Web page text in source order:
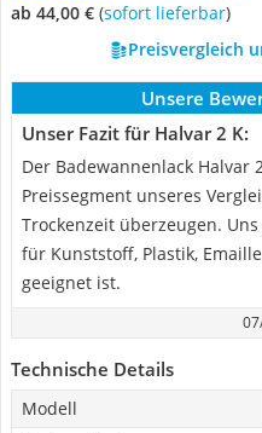
ab 44,00 € ( Sofort lieferbar)
Preisvergleich
Unsere
Unser Fazit für Halvar 2 K:
Der Badewannenlack Halvar
Preissegment unseres
Trockenzeit überzeugen.
für Kunststoff, Plastik,
geeignet ist.
Technische Details
Modell